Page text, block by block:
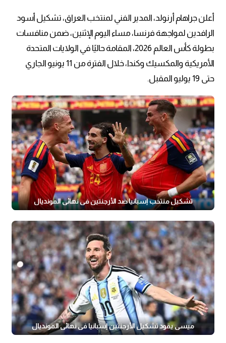
أعلن جراهام أرنولد، المدير الفني لمنتخب العراق، تشكيل أسود
الرافدين لمواجهة فرنسا، مساء اليوم الإثنين، ضمن منافسات
بطولة كأس العالم 2026، المقامة حاليًا في الولايات المتحدة
الأمريكية والمكسيك وكندا، خلال الفترة من 11 يونيو الجاري
حتى 19 يوليو المقبل.
تشكيل منتخب إسبانيا ضد الأرجنتين في نهائي المونديال
ميسي يقود تشكيل الأرجنتين إسبانيا في نهائي المونديال